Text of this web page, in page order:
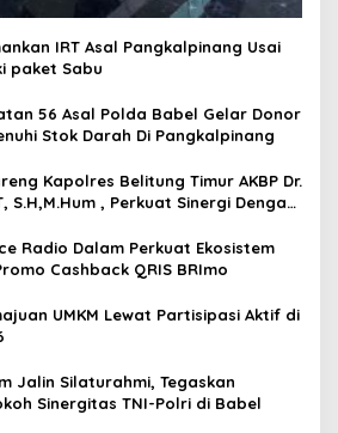
IRT Asal Pangkalpinang Usai
paket Sabu
56 Asal Polda Babel Gelar Donor
Stok Darah Di Pangkalpinang
Kapolres Belitung Timur AKBP Dr.
S.H,M.Hum , Perkuat Sinergi Dengan
Radio Dalam Perkuat Ekosistem
Cashback QRIS BRImo
UMKM Lewat Partisipasi Aktif di
Jalin Silaturahmi, Tegaskan
Sinergitas TNI-Polri di Babel